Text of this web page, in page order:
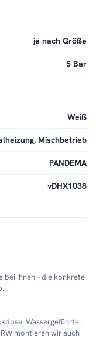
je nach Größe
5 Bar
Weiß
Mischbetrieb
PANDEMA
vDHX1038
bei Ihnen – die konkrete
Wassergeführte:
montieren wir auch